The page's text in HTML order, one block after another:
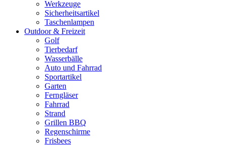
Werkzeuge
Sicherheitsartikel
Taschenlampen
Outdoor & Freizeit
Golf
Tierbedarf
Wasserbälle
Auto und Fahrrad
Sportartikel
Garten
Ferngläser
Fahrrad
Strand
Grillen BBQ
Regenschirme
Frisbees